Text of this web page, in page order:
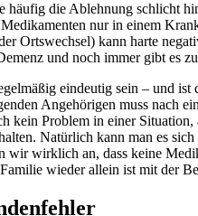
häufig die Ablehnung schlicht
nur in einem
Ortswechsel) kann harte
und noch immer gibt es
eindeutig sein – und ist
Angehörigen muss nach
kein Problem in einer
Natürlich kann man es
wir wirklich an, dass keine
wieder allein ist mit der